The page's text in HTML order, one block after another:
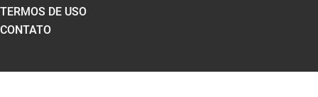
TERMOS DE USO
CONTATO